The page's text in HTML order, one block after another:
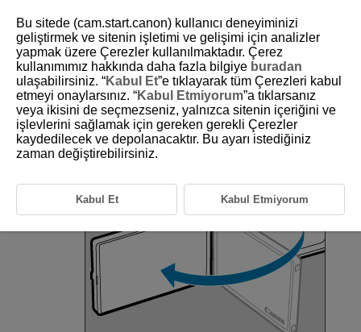
D101-015
Ekranı Kullanma
Ekran yönünü ve açısını değiştirebilirsiniz.
Ekranı çevirin.
Bu sitede (cam.start.canon) kullanıcı deneyiminizi
geliştirmek ve sitenin işletimi ve gelişimi için analizler
yapmak üzere Çerezler kullanılmaktadır. Çerez
kullanımımız hakkında daha fazla bilgiye buradan
ulaşabilirsiniz. “Kabul Et”e tıklayarak tüm Çerezleri kabul
etmeyi onaylarsınız. “Kabul Etmiyorum”a tıklarsanız
veya ikisini de seçmezseniz, yalnızca sitenin içeriğini ve
işlevlerini sağlamak için gereken gerekli Çerezler
kaydedilecek ve depolanacaktır. Bu ayarı istediğiniz
zaman değiştirebilirsiniz.
Kabul Et Kabul Etmiyorum